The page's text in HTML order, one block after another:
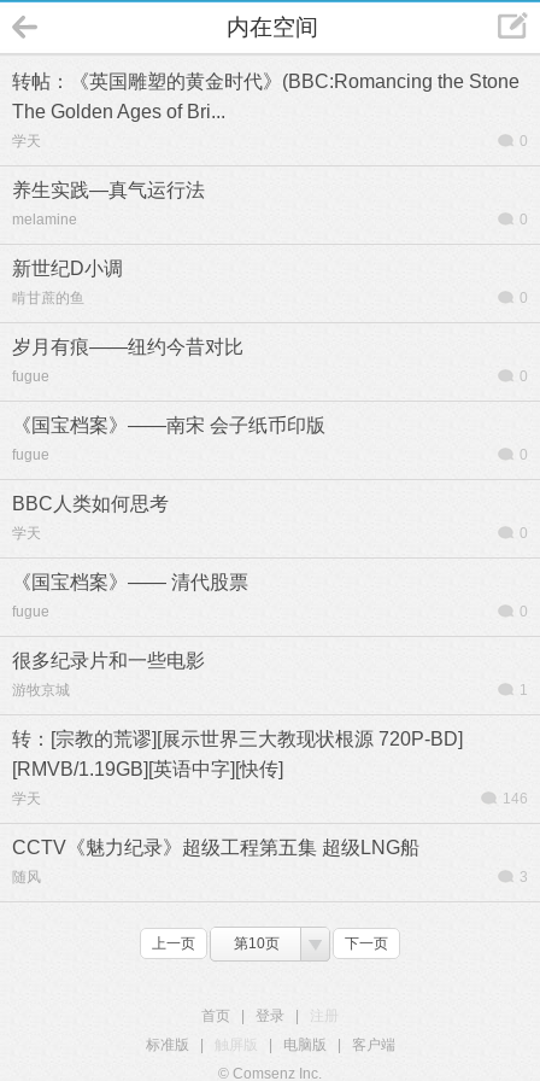
内在空间
转帖：《英国雕塑的黄金时代》(BBC:Romancing the Stone
The Golden Ages of Bri...
学天 0
养生实践—真气运行法
melamine 0
新世纪D小调
啃甘蔗的鱼 0
岁月有痕——纽约今昔对比
fugue 0
《国宝档案》——南宋 会子纸币印版
fugue 0
BBC人类如何思考
学天 0
《国宝档案》—— 清代股票
fugue 0
很多纪录片和一些电影
游牧京城 1
转：[宗教的荒谬][展示世界三大教现状根源 720P-BD]
[RMVB/1.19GB][英语中字][快传]
学天 146
CCTV《魅力纪录》超级工程第五集 超级LNG船
随风 3
上一页 第10页 下一页
首页 登录
标准版
触屏版 电脑版
客户端
© Comsenz Inc.